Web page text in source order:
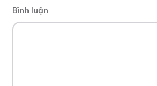
Bình luận